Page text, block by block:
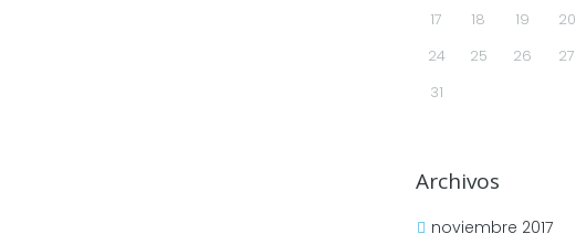
17
18 19 20
24
25 26 27
31
Archivos
noviembre 2017